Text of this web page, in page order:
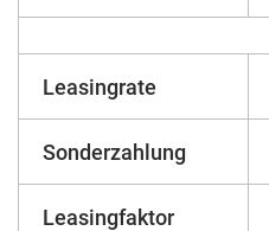
Leasingrate
Sonderzahlung
Leasingfaktor